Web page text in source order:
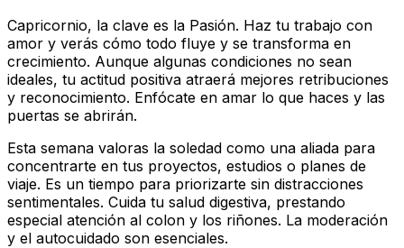
Capricornio, la clave es la Pasión. Haz tu trabajo con
amor y verás cómo todo fluye y se transforma en
crecimiento. Aunque algunas condiciones no sean
ideales, tu actitud positiva atraerá mejores retribuciones
y reconocimiento. Enfócate en amar lo que haces y las
puertas se abrirán.
Esta semana valoras la soledad como una aliada para
concentrarte en tus proyectos, estudios o planes de
viaje. Es un tiempo para priorizarte sin distracciones
sentimentales. Cuida tu salud digestiva, prestando
especial atención al colon y los riñones. La moderación
y el autocuidado son esenciales.